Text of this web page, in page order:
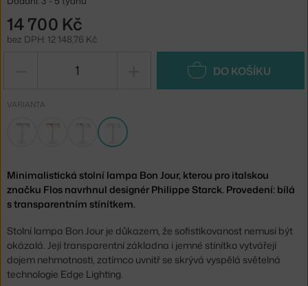
14 700 Kč
bez DPH: 12 148,76 Kč
DO KOŠÍKU
VARIANTA
Minimalistická stolní lampa Bon Jour, kterou pro italskou
značku Flos navrhnul designér Philippe Starck. Provedení: bílá
s transparentním stínítkem.
Stolní lampa Bon Jour je důkazem, že sofistikovanost nemusí být
okázalá. Její transparentní základna i jemné stínítko vytvářejí
dojem nehmotnosti, zatímco uvnitř se skrývá vyspělá světelná
technologie Edge Lighting.